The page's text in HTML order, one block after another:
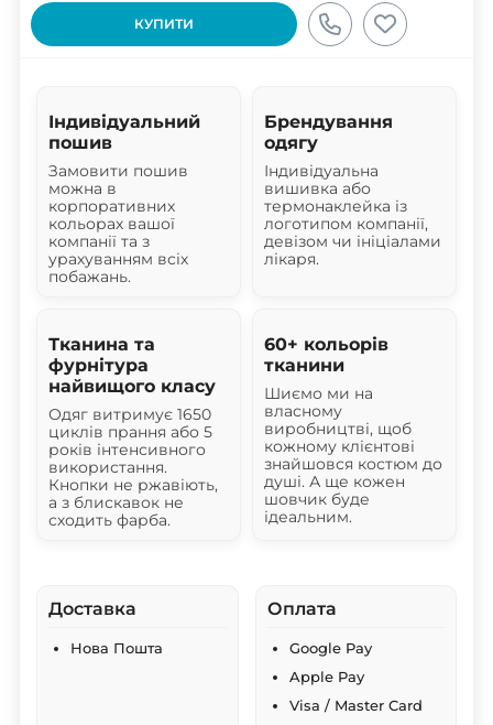
КУПИТИ
Індивідуальний
пошив
Замовити пошив
можна в
корпоративних
кольорах вашої
компанії та з
урахуванням всіх
побажань.
Брендування
одягу
Індивідуальна
вишивка або
термонаклейка із
логотипом компанії,
девізом чи ініціалами
лікаря.
Тканина та
фурнітура
найвищого класу
Одяг витримує 1650
циклів прання або 5
років інтенсивного
використання.
Кнопки не ржавіють,
а з блискавок не
сходить фарба.
60+ кольорів
тканини
Шиємо ми на
власному
виробництві, щоб
кожному клієнтові
знайшовся костюм до
душі. А ще кожен
шовчик буде
ідеальним.
Доставка
Нова Пошта
Оплата
Google Pay
Apple Pay
Visa / Master Card